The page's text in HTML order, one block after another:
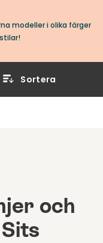
modeller i olika färger
Sortera
och